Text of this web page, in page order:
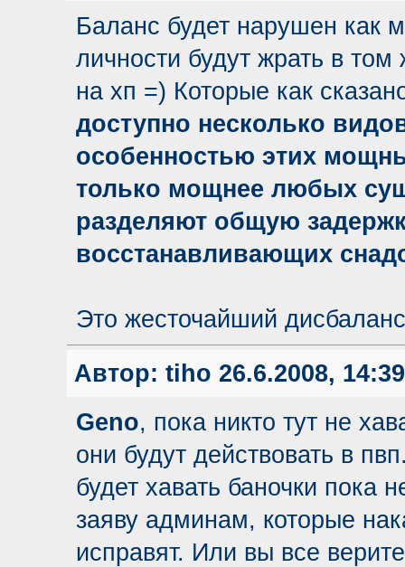
Баланс будет нарушен как
личности будут жрать в
на хп =) Которые как
доступно несколько
особенностью этих
только мощнее любых
разделяют общую
восстанавливающих
Это жесточайший
Автор: tiho 26.6.2008, 14:39
Geno, пока никто тут не
они будут действовать в
будет хавать баночки пока
заяву админам, которые
исправят. Или вы все